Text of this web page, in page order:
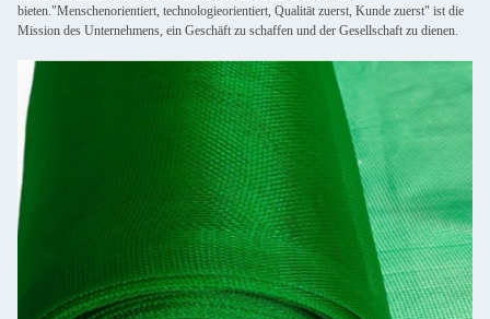
bieten."Menschenorientiert, technologieorientiert, Qualität zuerst, Kunde zuerst" ist die
Mission des Unternehmens, ein Geschäft zu schaffen und der Gesellschaft zu dienen.